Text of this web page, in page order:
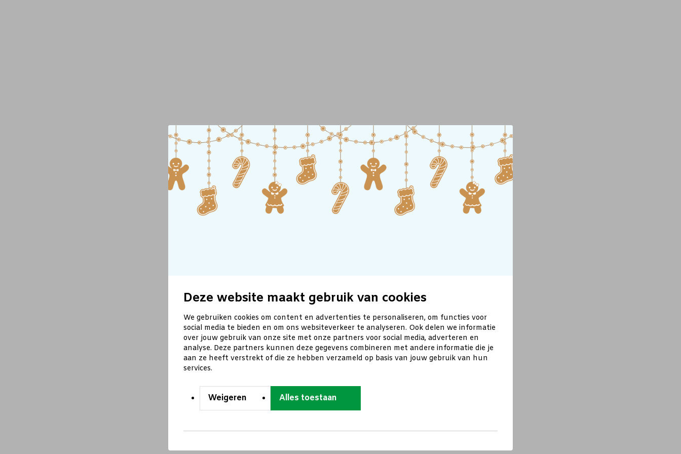
Deze website maakt gebruik van cookies
We gebruiken cookies om content en advertenties te personaliseren, om functies voor
social media te bieden en om ons websiteverkeer te analyseren. Ook delen we informatie
over jouw gebruik van onze site met onze partners voor social media, adverteren en
analyse. Deze partners kunnen deze gegevens combineren met andere informatie die je
aan ze heeft verstrekt of die ze hebben verzameld op basis van jouw gebruik van hun
services.
Weigeren Alles toestaan